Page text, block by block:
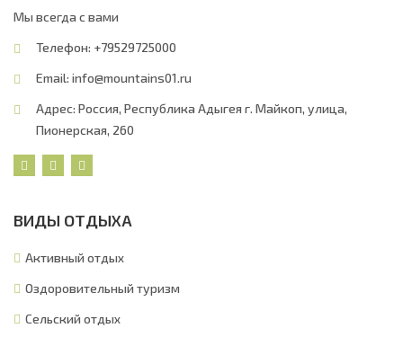
Мы всегда с вами
Телефон: +79529725000
Email: info@mountains01.ru
Адрес: Россия, Республика Адыгея г. Майкоп, улица,
Пионерская, 260
ВИДЫ ОТДЫХА
Активный отдых
Оздоровительный туризм
Сельский отдых